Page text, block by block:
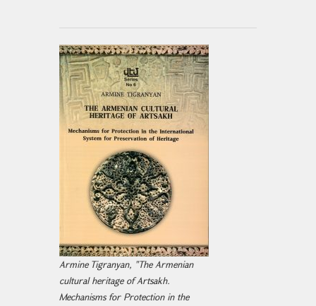
Armine Tigranyan, "The Armenian
cultural heritage of Artsakh.
Mechanisms for Protection in the